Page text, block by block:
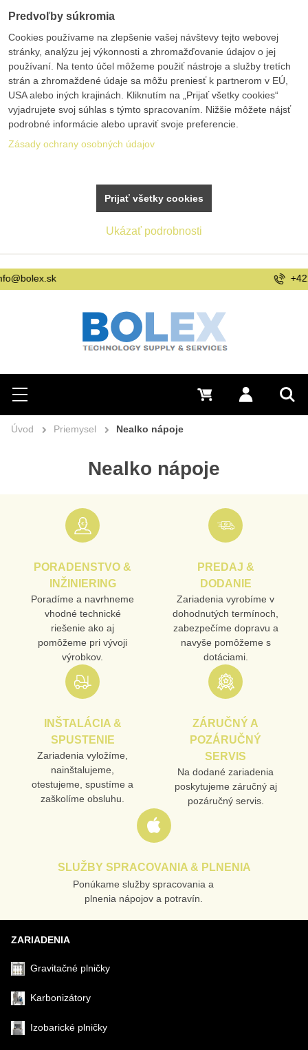
Hľadať
Menu Prihlásiť sa
0 €
Úvod Priemysel Nealko nápoje
Nealko nápoje
PORADENSTVO &
INŽINIERING
Poradíme a navrhneme
vhodné technické
riešenie ako aj
pomôžeme pri vývoji
výrobkov.
PREDAJ &
DODANIE
Zariadenia vyrobíme v
dohodnutých termínoch,
zabezpečíme dopravu a
navyše pomôžeme s
dotáciami.
INŠTALÁCIA &
SPUSTENIE
Zariadenia vyložíme,
nainštalujeme,
otestujeme, spustíme a
zaškolíme obsluhu.
ZÁRUČNÝ A
POZÁRUČNÝ
SERVIS
Na dodané zariadenia
poskytujeme záručný aj
pozáručný servis.
SLUŽBY SPRACOVANIA & PLNENIA
Ponúkame služby spracovania a
plnenia nápojov a potravín.
ZARIADENIA
Gravitačné plničky
Karbonizátory
Izobarické plničky
Predvoľby súkromia
Cookies používame na zlepšenie vašej návštevy tejto webovej
stránky, analýzu jej výkonnosti a zhromažďovanie údajov o jej
používaní. Na tento účel môžeme použiť nástroje a služby tretích
strán a zhromaždené údaje sa môžu preniesť k partnerom v EÚ,
USA alebo iných krajinách. Kliknutím na „Prijať všetky cookies“
vyjadrujete svoj súhlas s týmto spracovaním. Nižšie môžete nájsť
podrobné informácie alebo upraviť svoje preferencie.
Zásady ochrany osobných údajov
Ukázať podrobnosti
Prijať všetky cookies